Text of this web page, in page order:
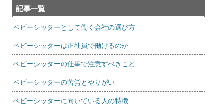
記事一覧
ベビーシッターとして働く会社の選び方
ベビーシッターは正社員で働けるのか
ベビーシッターの仕事で注意すべきこと
ベビーシッターの苦労とやりがい
ベビーシッターに向いている人の特徴